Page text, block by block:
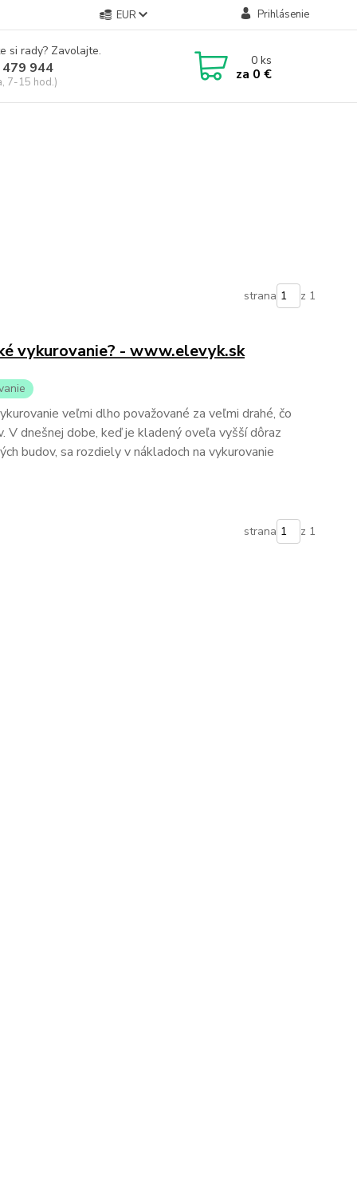
EUR Prihlásenie
si rady? Zavolajte.
944
7-15 hod.)
0ks
za 0 €
strana z 1
vykurovanie? - www.elevyk.sk
veľmi dlho považované za veľmi drahé, čo
V dnešnej dobe, keď je kladený oveľa vyšší dôraz
budov, sa rozdiely v nákladoch na vykurovanie
strana z 1